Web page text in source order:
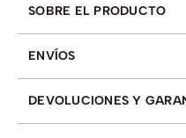
SOBRE EL PRODUCTO
ENVÍOS
DEVOLUCIONES Y